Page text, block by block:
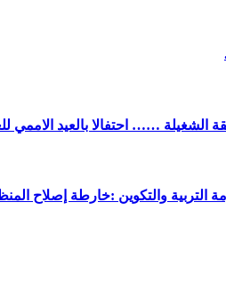
الشغيلة …… احتفالا بالعيد الاممي
والتكوين :خارطة إصلاح